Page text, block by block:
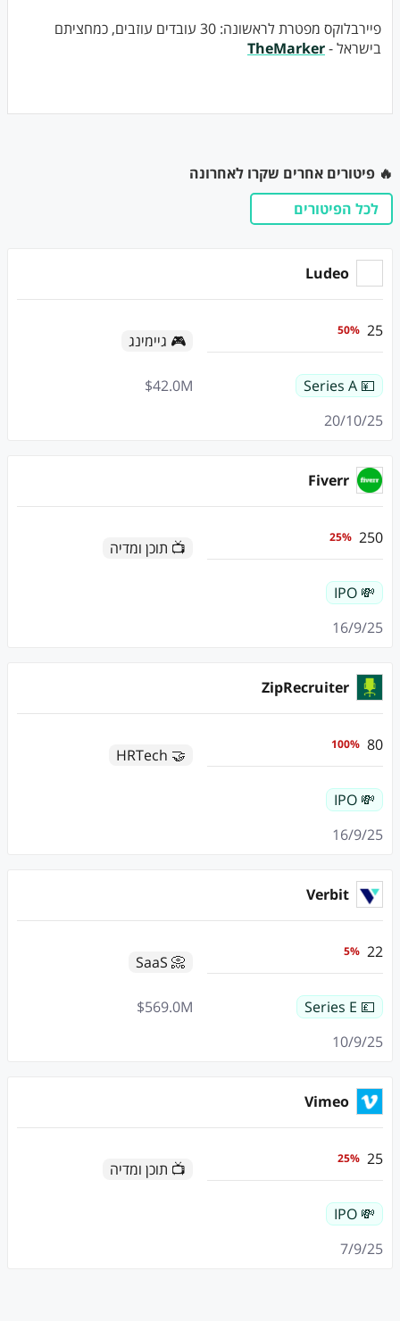
פיירבלוקס מפטרת לראשונה: 30 עובדים עוזבים, כמחציתם
בישראל -TheMarker
🔥 פיטורים אחרים שקרו לאחרונה
לכל הפיטורים
Ludeo
25
%
50
🎮 גיימינג
💴 Series A
M
42.0
$
20/10/25
Fiverr
250
%
25
📺 תוכן ומדיה
💸 IPO
16/9/25
ZipRecruiter
80
%
100
🤝 HRTech
💸 IPO
16/9/25
Verbit
22
%
5
📀 SaaS
💷 Series E
M
569.0
$
10/9/25
Vimeo
25
%
25
📺 תוכן ומדיה
💸 IPO
7/9/25